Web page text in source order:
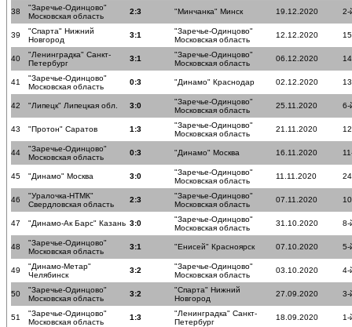
38
"Заречье-Одинцово"
Московская область
2:3 "Минчанка" Минск 19.12.2020 2-
39
"Спарта" Нижний
Новгород
3:1
"Заречье-Одинцово"
Московская область
12.12.2020
40
"Ленинградка" Санкт-
Петербург
3:1
"Заречье-Одинцово"
Московская область
06.12.2020
41
"Заречье-Одинцово"
Московская область
0:3 "Динамо" Краснодар 02.12.2020
42 "Липецк" Липецкая обл. 3:0
"Заречье-Одинцово"
Московская область
25.11.2020 6-
43 "Протон" Саратов 1:3
"Заречье-Одинцово"
Московская область
21.11.2020
44
"Заречье-Одинцово"
Московская область
0:3 "Динамо" Москва 16.11.2020
45 "Динамо" Москва 3:0
"Заречье-Одинцово"
Московская область
11.11.2020
46
"Уралочка-НТМК"
Свердловская область
2:3
"Заречье-Одинцово"
Московская область
07.11.2020
47 "Динамо-Ак Барс" Казань 3:0
"Заречье-Одинцово"
Московская область
31.10.2020 8-
48
"Заречье-Одинцово"
Московская область
3:1 "Енисей" Красноярск 07.10.2020 5-
49
"Динамо-Метар"
Челябинск
3:2
"Заречье-Одинцово"
Московская область
03.10.2020 4-
50
"Заречье-Одинцово"
Московская область
3:2
"Спарта" Нижний
Новгород
27.09.2020 3-
51
"Заречье-Одинцово"
Московская область
1:3
"Ленинградка" Санкт-
Петербург
18.09.2020 1-